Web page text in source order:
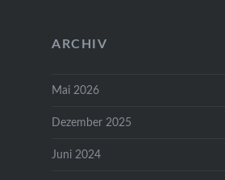
ARCHIV
Mai 2026
Dezember 2025
Juni 2024